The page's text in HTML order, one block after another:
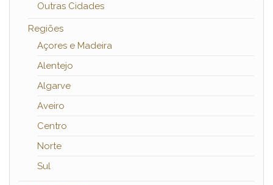
Outras Cidades
Regiões
Açores e Madeira
Alentejo
Algarve
Aveiro
Centro
Norte
Sul